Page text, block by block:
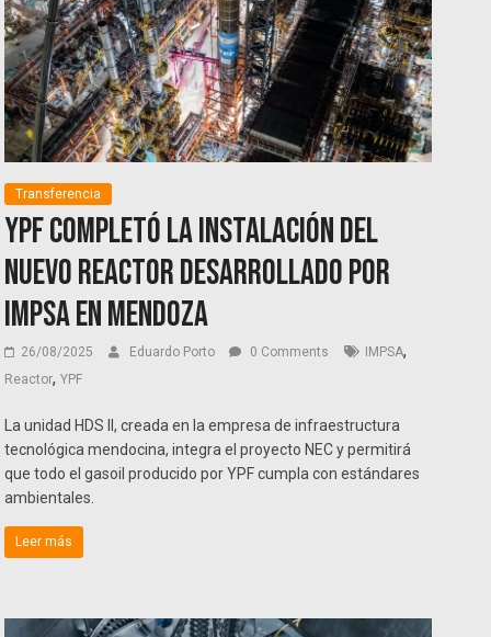
Transferencia
YPF completó la instalación del
nuevo reactor desarrollado por
IMPSA en mendoza
26/08/2025 Eduardo Porto 0 Comments IMPSA,
Reactor,YPF
La unidad HDS II, creada en la empresa de infraestructura
tecnológica mendocina, integra el proyecto NEC y permitirá
que todo el gasoil producido por YPF cumpla con estándares
ambientales.
Leer más